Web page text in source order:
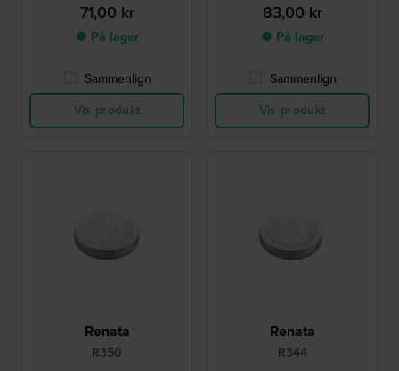
71,00 kr
● På lager
Sammenlign
Vis produkt
83,00 kr
● På lager
Sammenlign
Vis produkt
Renata
R350
Renata
R344